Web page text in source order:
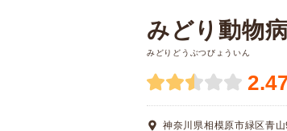
みどり動物
みどりどうぶつびょういん
神奈川県相模原市緑区青